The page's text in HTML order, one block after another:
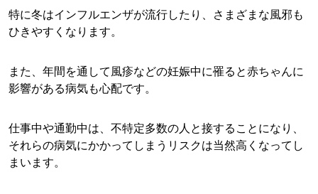
特に冬はインフルエンザが流行したり、さまざまな風邪も
ひきやすくなります。
また、年間を通して風疹などの妊娠中に罹ると赤ちゃんに
影響がある病気も心配です。
仕事中や通勤中は、不特定多数の人と接することになり、
それらの病気にかかってしまうリスクは当然高くなってし
まいます。